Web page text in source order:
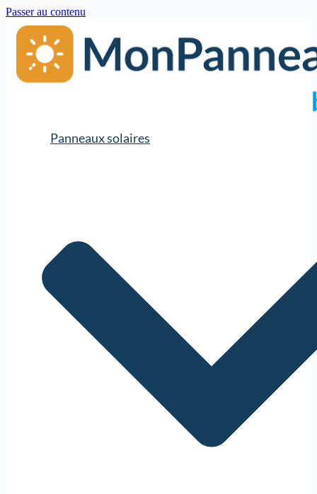
Passer au contenu
Panneaux solaires